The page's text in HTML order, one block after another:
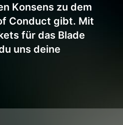
Konsens zu dem
Conduct gibt. Mit
für das Blade
uns deine